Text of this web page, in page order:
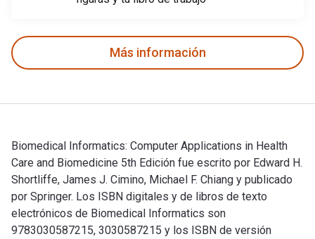
Más información
Biomedical Informatics: Computer Applications in Health
Care and Biomedicine 5th Edición fue escrito por Edward H.
Shortliffe, James J. Cimino, Michael F. Chiang y publicado
por Springer. Los ISBN digitales y de libros de texto
electrónicos de Biomedical Informatics son
9783030587215, 3030587215 y los ISBN de versión